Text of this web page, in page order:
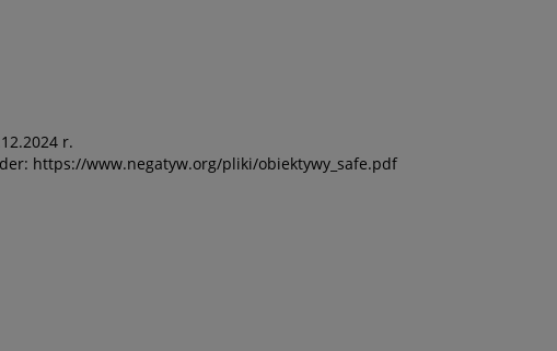
r.
https://www.negatyw.org/pliki/obiektywy_safe.pdf